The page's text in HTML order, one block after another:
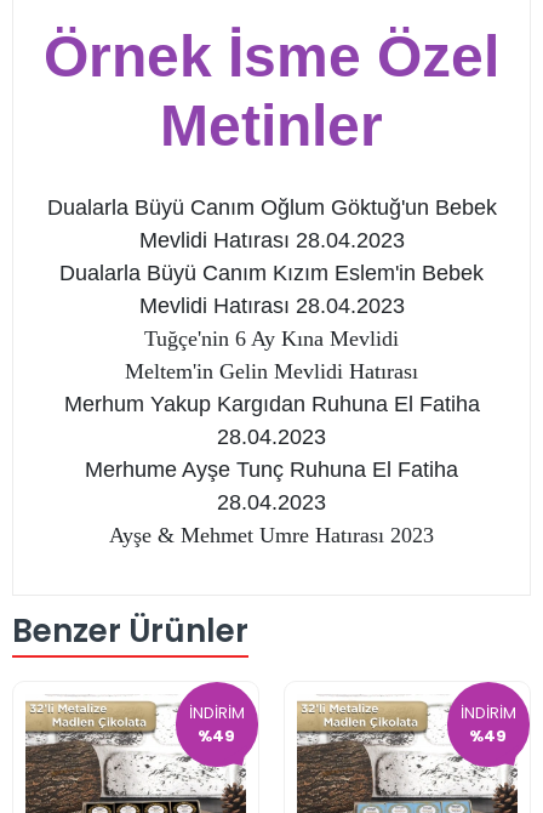
Örnek İsme Özel
Metinler
Dualarla Büyü Canım Oğlum Göktuğ'un Bebek
Mevlidi Hatırası 28.04.2023
Dualarla Büyü Canım Kızım Eslem'in Bebek
Mevlidi Hatırası 28.04.2023
Tuğçe'nin 6 Ay Kına Mevlidi
Meltem'in Gelin Mevlidi Hatırası
Merhum Yakup Kargıdan Ruhuna El Fatiha
28.04.2023
Merhume Ayşe Tunç Ruhuna El Fatiha
28.04.2023
Ayşe & Mehmet Umre Hatırası 2023
Benzer Ürünler
İNDİRİM
%49
İNDİRİM
%49